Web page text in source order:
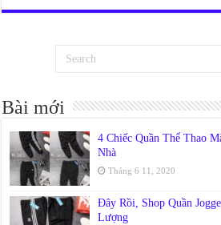
Bài mới
4 Chiếc Quần Thể Thao
Nhà
Tháng 6 11, 2020
Đây Rồi, Shop Quần
Lượng